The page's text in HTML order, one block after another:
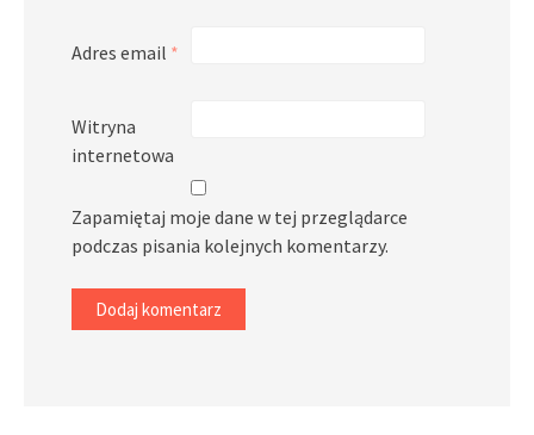
Adres email *
Witryna
internetowa
Zapamiętaj moje dane w tej przeglądarce
podczas pisania kolejnych komentarzy.